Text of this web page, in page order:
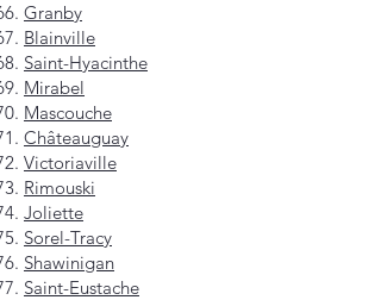
Granby
Blainville
Saint-Hyacinthe
Mirabel
Mascouche
Châteauguay
Victoriaville
Rimouski
Joliette
Sorel-Tracy
Shawinigan
Saint-Eustache